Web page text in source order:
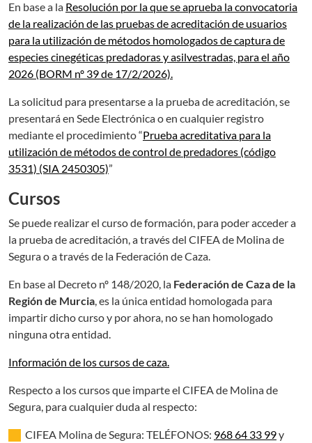
En base a la Resolución por la que se aprueba la convocatoria
de la realización de las pruebas de acreditación de usuarios
para la utilización de métodos homologados de captura de
especies cinegéticas predadoras y asilvestradas, para el año
2026 (BORM nº 39 de 17/2/2026).
La solicitud para presentarse a la prueba de acreditación, se
presentará en Sede Electrónica o en cualquier registro
mediante el procedimiento “Prueba acreditativa para la
utilización de métodos de control de predadores (código
3531) (SIA 2450305)”
Cursos
Se puede realizar el curso de formación, para poder acceder a
la prueba de acreditación, a través del CIFEA de Molina de
Segura o a través de la Federación de Caza.
En base al Decreto nº 148/2020, la Federación de Caza de la
Región de Murcia, es la única entidad homologada para
impartir dicho curso y por ahora, no se han homologado
ninguna otra entidad.
Información de los cursos de caza.
Respecto a los cursos que imparte el CIFEA de Molina de
Segura, para cualquier duda al respecto:
CIFEA Molina de Segura: TELÉFONOS: 968 64 33 99y